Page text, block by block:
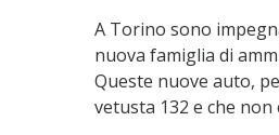
A Torino sono
nuova famiglia di
Queste nuove auto,
vetusta 132 e che